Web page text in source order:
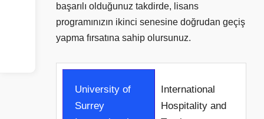
başarılı olduğunuz takdirde, lisans
programınızın ikinci senesine doğrudan geçiş
yapma fırsatına sahip olursunuz.
University of
Surrey
International
Hospitality and